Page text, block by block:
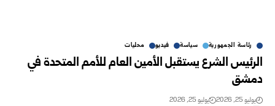
رئاسة الجمهورية سياسة فيديو محليات
الرئيس الشرع يستقبل الأمين العام للأمم المتحدة في
دمشق
يوليو 25, 2026 يوليو 25, 2026